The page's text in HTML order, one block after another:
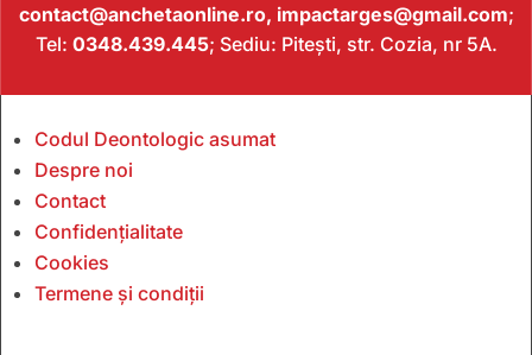
contact@anchetaonline.ro, impactarges@gmail.com;
Tel: 0348.439.445; Sediu: Pitești, str. Cozia, nr 5A.
Codul Deontologic asumat
Despre noi
Contact
Confidențialitate
Cookies
Termene și condiții